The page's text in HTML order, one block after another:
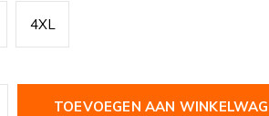
4XL
TOEVOEGEN AAN